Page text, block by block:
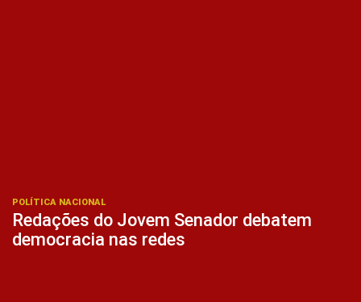
POLÍTICA NACIONAL
Redações do Jovem Senador debatem
democracia nas redes